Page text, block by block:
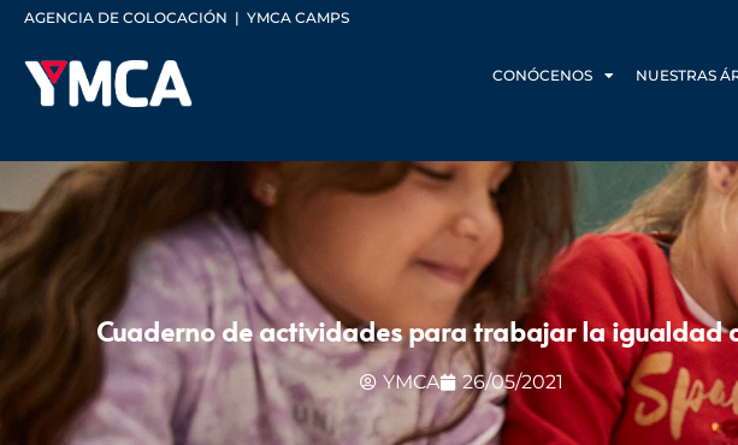
AGENCIA DE COLOCACIÓN | YMCA CAMPS
CONÓCENOS NUESTRAS
Cuaderno de actividades para trabajar la igualdad
YMCA 26/05/2021